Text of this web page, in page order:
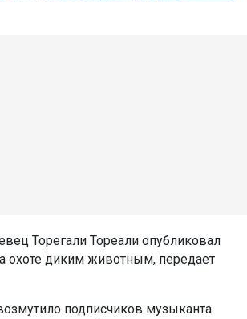
Торегали Тореали опубликовал
охоте диким животным, передает
подписчиков музыканта.